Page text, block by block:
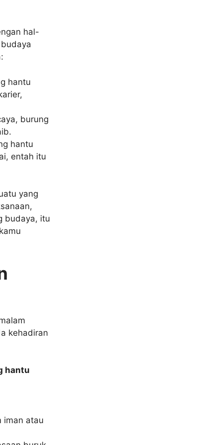
hal-
hantu
burung
hantu
entah itu
yang
budaya, itu
kehadiran
hantu
iman atau